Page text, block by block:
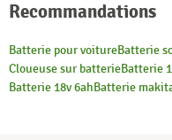
Recommandations
Batterie pour voitureBatterie
Cloueuse sur batterieBatterie
Batterie 18v 6ahBatterie